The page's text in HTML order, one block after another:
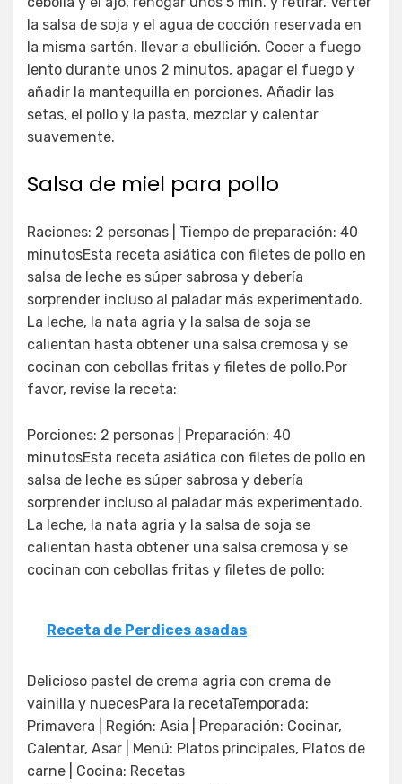
la salsa de soja y el agua de cocción reservada en
la misma sartén, llevar a ebullición. Cocer a fuego
lento durante unos 2 minutos, apagar el fuego y
añadir la mantequilla en porciones. Añadir las
setas, el pollo y la pasta, mezclar y calentar
suavemente.
Salsa de miel para pollo
Raciones: 2 personas | Tiempo de preparación: 40
minutosEsta receta asiática con filetes de pollo en
salsa de leche es súper sabrosa y debería
sorprender incluso al paladar más experimentado.
La leche, la nata agria y la salsa de soja se
calientan hasta obtener una salsa cremosa y se
cocinan con cebollas fritas y filetes de pollo.Por
favor, revise la receta:
Porciones: 2 personas | Preparación: 40
minutosEsta receta asiática con filetes de pollo en
salsa de leche es súper sabrosa y debería
sorprender incluso al paladar más experimentado.
La leche, la nata agria y la salsa de soja se
calientan hasta obtener una salsa cremosa y se
cocinan con cebollas fritas y filetes de pollo:
Receta de Perdices asadas
Delicioso pastel de crema agria con crema de
vainilla y nuecesPara la recetaTemporada:
Primavera | Región: Asia | Preparación: Cocinar,
Calentar, Asar | Menú: Platos principales, Platos de
carne | Cocina: Recetas